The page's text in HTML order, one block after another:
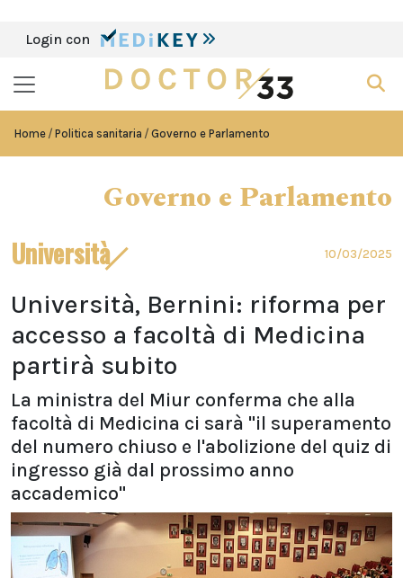
Login con
Home Politica sanitaria Governo e Parlamento
Governo e Parlamento
Università 10/03/2025
Università, Bernini: riforma per
accesso a facoltà di Medicina
partirà subito
La ministra del Miur conferma che alla
facoltà di Medicina ci sarà "il superamento
del numero chiuso e l'abolizione del quiz di
ingresso già dal prossimo anno
accademico"